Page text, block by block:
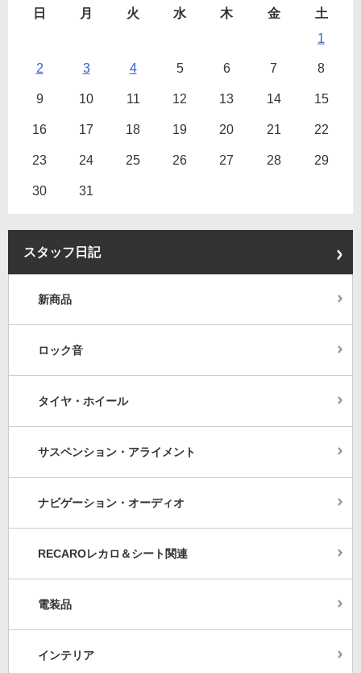
日 月 火 水 木 金
土
1
2 3 4 5 6 7 8
9 10 11 12 13 14 15
16 17 18 19 20 21 22
23 24 25 26 27 28 29
30 31
スタッフ日記
新商品
ロック音
タイヤ・ホイール
サスペンション・アライメント
ナビゲーション・オーディオ
RECAROレカロ＆シート関連
電装品
インテリア